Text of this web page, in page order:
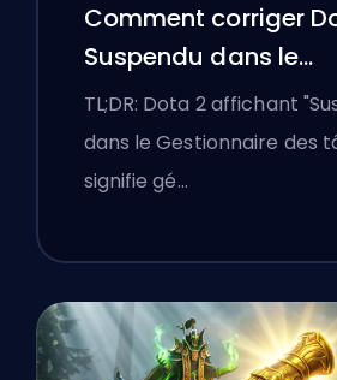
Comment corriger
Suspendu dans le
Gestionnaire des
un ordinateur
Windows
TL;DR: Dota 2 affichant
dans le Gestionnaire des
signifie gé…